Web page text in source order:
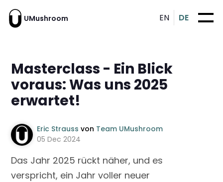
UMushroom EN DE
Masterclass - Ein Blick
voraus: Was uns 2025
erwartet!
Eric Straussvon Team UMushroom
05 Dec 2024
Das Jahr 2025 rückt näher, und es
verspricht, ein Jahr voller neuer